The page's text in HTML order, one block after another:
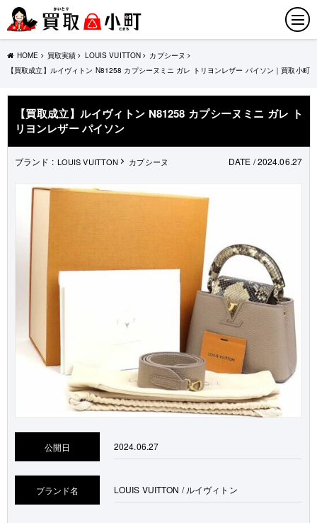
HOME 買取実績 LOUIS VUITTON
カプシーヌ
【買取成立】ルイヴィトン N81258 カプシーヌミニ ガレ トリヨンレザー パイソン｜買取小町
【買取成立】ルイヴィトン N81258 カプシーヌミニ ガレ ト
リヨンレザー パイソン
ブランド : LOUIS VUITTON カプシーヌ DATE / 2024.06.27
公開日 2024.06.27
ブランド名 LOUIS VUITTON / ルイヴィトン